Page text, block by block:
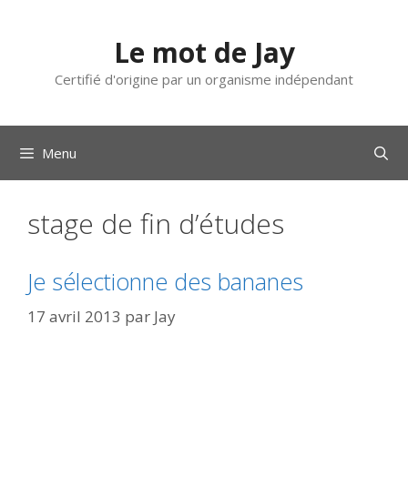
Le mot de Jay
Certifié d'origine par un organisme indépendant
Menu
stage de fin d’études
Je sélectionne des bananes
17 avril 2013 par Jay